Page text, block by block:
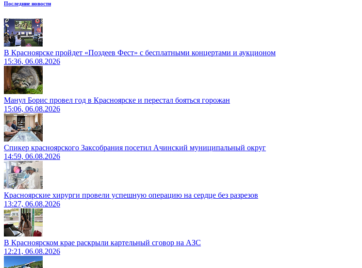
Последние новости
В Красноярске пройдет «Поздеев Фест» с бесплатными концертами и аукционом
15:36, 06.08.2026
Манул Борис провел год в Красноярске и перестал бояться горожан
15:06, 06.08.2026
Спикер красноярского Заксобрания посетил Ачинский муниципальный округ
14:59, 06.08.2026
Красноярские хирурги провели успешную операцию на сердце без разрезов
13:27, 06.08.2026
В Красноярском крае раскрыли картельный сговор на АЗС
12:21, 06.08.2026